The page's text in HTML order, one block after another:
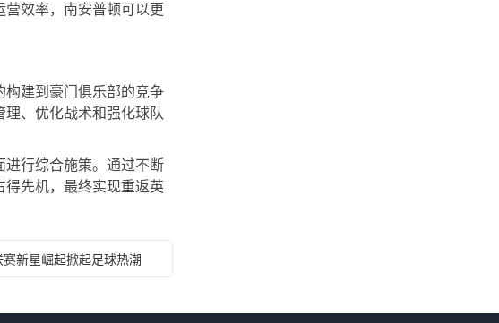
效率，南安普顿可以更
建到豪门俱乐部的竞争
、优化战术和强化球队
行综合施策。通过不断
先机，最终实现重返英
新星崛起掀起足球热潮